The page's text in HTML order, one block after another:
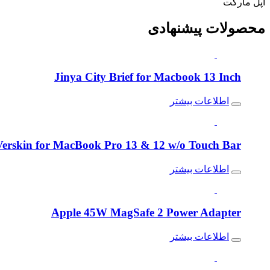
محصولات پیشنهادی
Jinya City Brief for Macbook 13 Inch
اطلاعات بیشتر
for MacBook Pro 13 & 12 w/o Touch Bar
اطلاعات بیشتر
Apple 45W MagSafe 2 Power Adapter
اطلاعات بیشتر